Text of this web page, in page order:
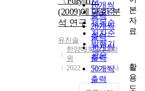
연도순
제목순
저자순
발행기
관순
10개씩
출력
20개씩
출력
30개씩
출력
50개씩
출력
(2009)에 대한 분
석 연구
유진솔
한양대학교 대학
원
2022
국내석사
본
자
료
활
용
도